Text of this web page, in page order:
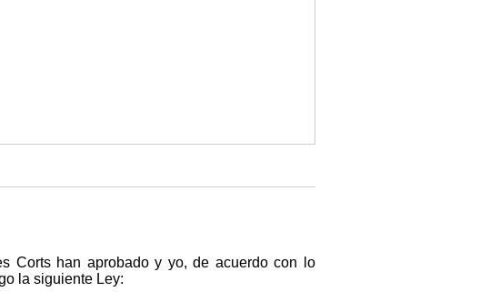
Corts han aprobado y yo, de acuerdo con lo
la siguiente Ley: